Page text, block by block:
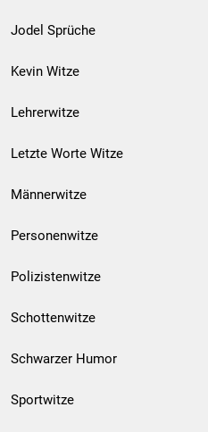
Jodel Sprüche
Kevin Witze
Lehrerwitze
Letzte Worte Witze
Männerwitze
Personenwitze
Polizistenwitze
Schottenwitze
Schwarzer Humor
Sportwitze